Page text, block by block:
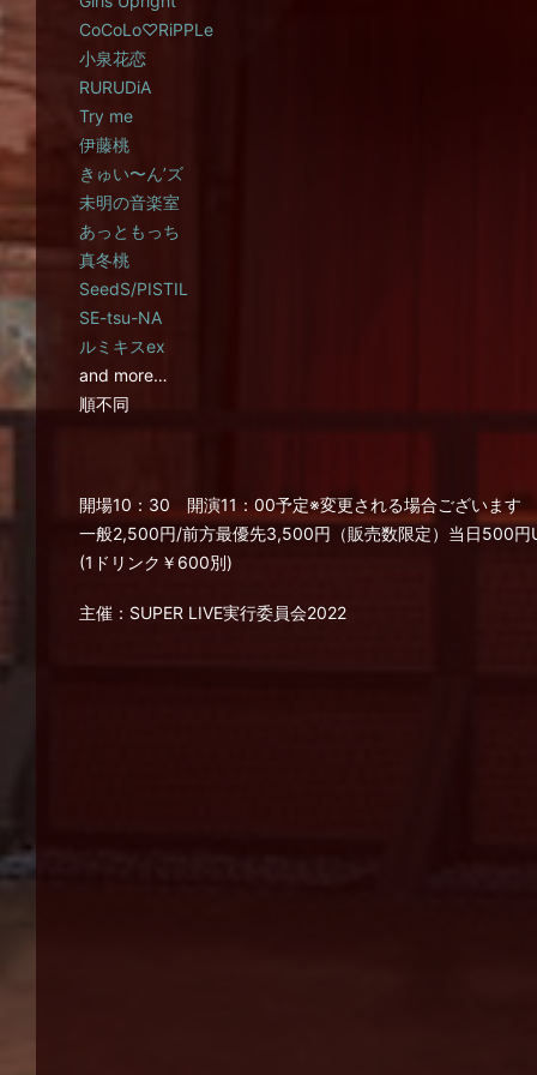
CoCoLo♡RiPPLe
小泉花恋
RURUDiA
Try me
伊藤桃
きゅい〜ん’ズ
未明の音楽室
あっともっち
真冬桃
SeedS/PISTIL
SE-tsu-NA
ルミキスex
and more…
順不同
開場10：30 開演11：00予定※変更される場合ございます
一般2,500円/前方最優先3,500円（販売数限定）当日500円
(1ドリンク￥600別)
主催：SUPER LIVE実行委員会2022